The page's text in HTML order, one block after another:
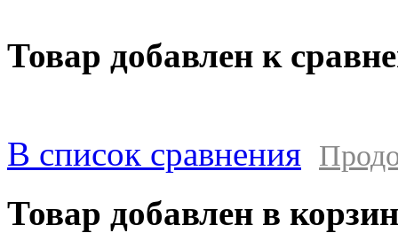
Товар добавлен к
В список сравнения
Товар добавлен в